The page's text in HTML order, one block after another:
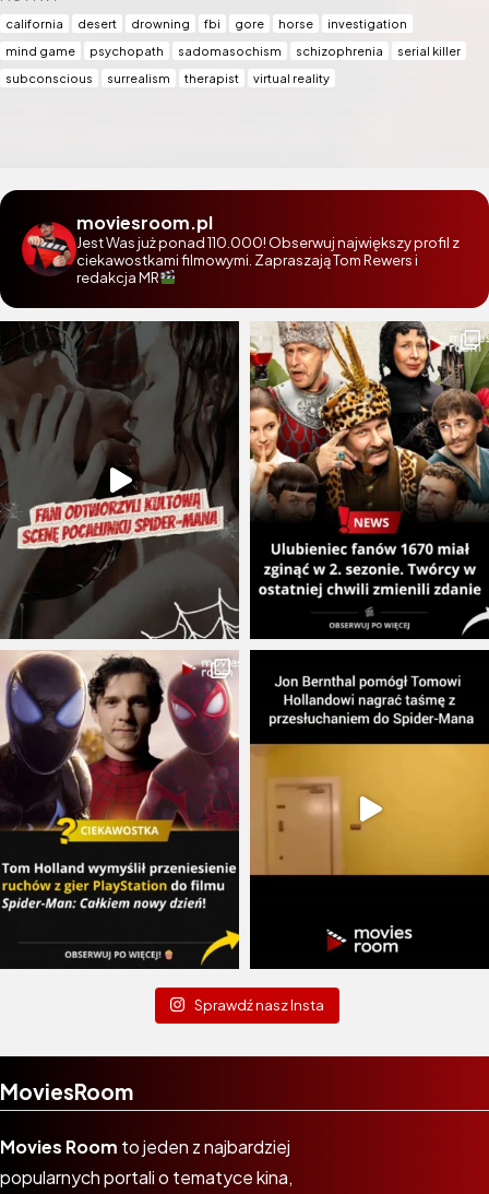
california desert drowning fbi gore horse
investigation
mind game
psychopath sadomasochism schizophrenia
serial killer
subconscious
surrealism therapist virtual reality
moviesroom.pl
Jest Was już ponad 110.000! Obserwuj największy profil z
ciekawostkami filmowymi. Zapraszają Tom Rewers i
redakcja MR
Sprawdź nasz Insta
MoviesRoom
Movies Room to jeden z najbardziej
popularnych portali o tematyce kina,